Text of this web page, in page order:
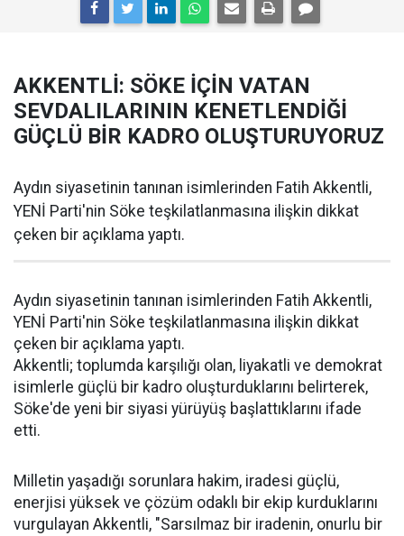
AKKENTLİ: SÖKE İÇİN VATAN
SEVDALILARININ KENETLENDİĞİ
GÜÇLÜ BİR KADRO OLUŞTURUYORUZ
Aydın siyasetinin tanınan isimlerinden Fatih Akkentli,
YENİ Parti'nin Söke teşkilatlanmasına ilişkin dikkat
çeken bir açıklama yaptı.
Aydın siyasetinin tanınan isimlerinden Fatih Akkentli,
YENİ Parti'nin Söke teşkilatlanmasına ilişkin dikkat
çeken bir açıklama yaptı.
Akkentli; toplumda karşılığı olan, liyakatli ve demokrat
isimlerle güçlü bir kadro oluşturduklarını belirterek,
Söke'de yeni bir siyasi yürüyüş başlattıklarını ifade
etti.
Milletin yaşadığı sorunlara hakim, iradesi güçlü,
enerjisi yüksek ve çözüm odaklı bir ekip kurduklarını
vurgulayan Akkentli, "Sarsılmaz bir iradenin, onurlu bir